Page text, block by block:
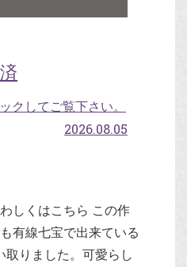
クしてご覧下さい。
2026.08.05
しくはこちら この作
有線七宝で出来ている
取りました。可愛らし